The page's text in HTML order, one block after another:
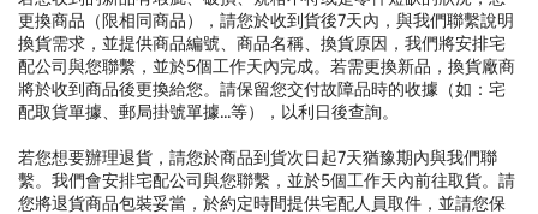
更換商品（限相同商品），請您於收到貨後7天內，與我們聯繫說明
換貨需求，並提供商品編號、商品名稱、換貨原因，我們將安排宅
配公司與您聯繫，並於5個工作天內完成。若需更換新品，換貨廠商
將於收到商品後更換給您。請保留您交付故障品時的收據（如：宅
配取貨單據、郵局掛號單據...等），以利日後查詢。
若您想要辦理退貨，請您於商品到貨次日起7天猶豫期內與我們聯
繫。我們會安排宅配公司與您聯繫，並於5個工作天內前往取貨。請
您將退貨商品包裝妥當，於約定時間提供宅配人員取件，並請您保